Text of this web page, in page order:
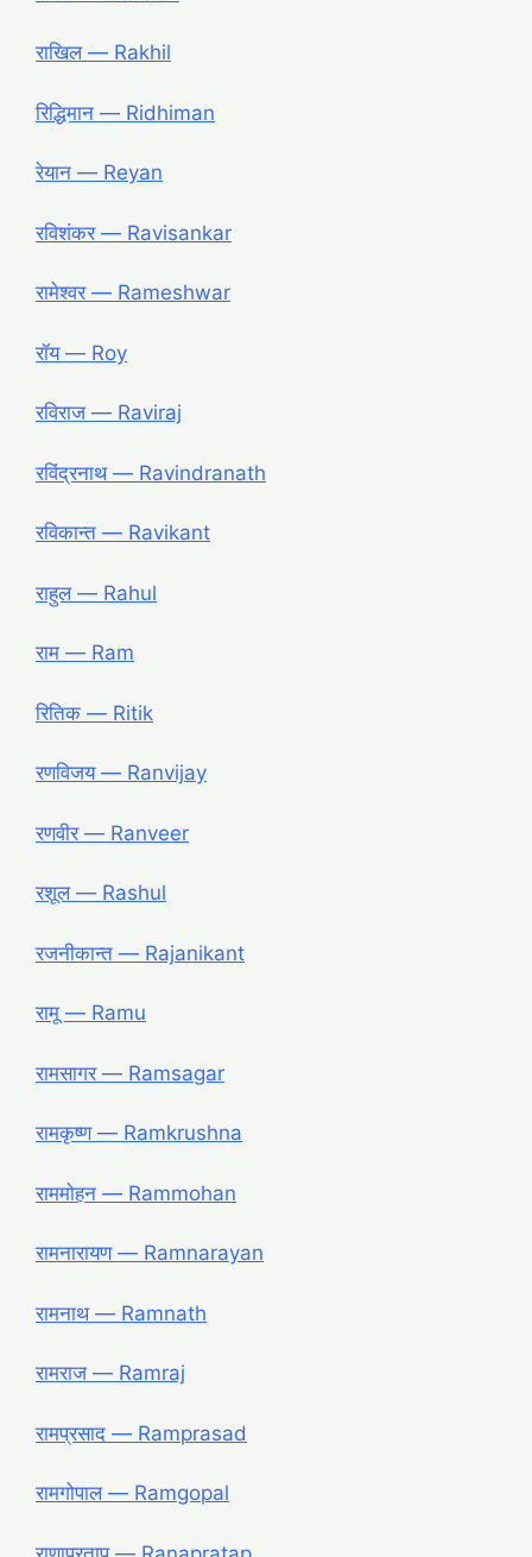
राखिल ― Rakhil
रिद्धिमान ― Ridhiman
रेयान ― Reyan
रविशंकर ― Ravisankar
रामेश्वर ― Rameshwar
रॉय ― Roy
रविराज ― Raviraj
रविंद्रनाथ ― Ravindranath
रविकान्त ― Ravikant
राहुल ― Rahul
राम ― Ram
रितिक ― Ritik
रणविजय ― Ranvijay
रणवीर ― Ranveer
रशूल ― Rashul
रजनीकान्त ― Rajanikant
रामू ― Ramu
रामसागर ― Ramsagar
रामकृष्ण ― Ramkrushna
राममोहन ― Rammohan
रामनारायण ― Ramnarayan
रामनाथ ― Ramnath
रामराज ― Ramraj
रामप्रसाद ― Ramprasad
रामगोपाल ― Ramgopal